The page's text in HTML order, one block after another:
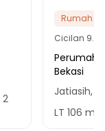
2
Rumah
Cicilan 9.1
Bekasi
Jatiasih,
LT 106 m²